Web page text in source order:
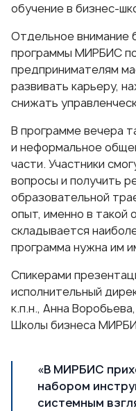
обучение в бизнес-
Отдельное внимание
программы МИРБИС
предпринимателям
развивать карьеру,
снижать
В программе вечера
и неформальное
части. Участники
вопросы и получить
образовательной
опыт, именно в такой
складывается
программа нужна им
Спикерами
исполнительный
к.п.н., Анна Воробьева
Школы бизнеса
«В МИРБИС
набором
системным